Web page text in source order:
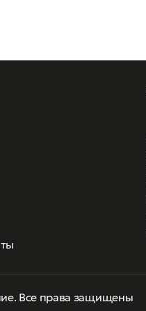
Все права защищены